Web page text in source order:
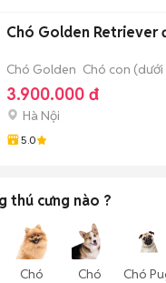
Chó Golden Retriever
Chó Golden Chó con
3.900.000 đ
Hà Nội
5.0
thú cưng nào ?
Chó
Chó
Chó